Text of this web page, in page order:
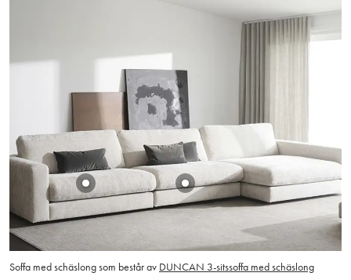
Soffa med schäslong som består av DUNCAN 3-sitssoffa med schäslong